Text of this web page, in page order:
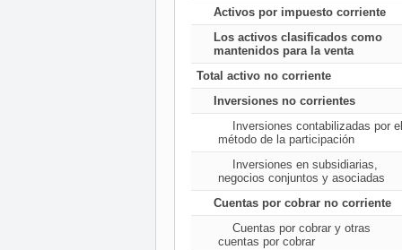
Activos por impuesto corriente
Los activos clasificados como
mantenidos para la venta
Total activo no corriente
Inversiones no corrientes
Inversiones contabilizadas por el
método de la participación
Inversiones en subsidiarias,
negocios conjuntos y asociadas
Cuentas por cobrar no corriente
Cuentas por cobrar y otras
cuentas por cobrar